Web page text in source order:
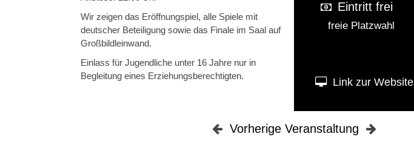
Wir zeigen das Eröffnungspiel, alle Spiele mit
deutscher Beteiligung sowie das Finale im Saal auf
Großbildleinwand.
Einlass für Jugendliche unter 16 Jahre nur in
Begleitung eines Erziehungsberechtigten.
Eintritt frei
freie Platzwahl
Link zur Website
Vorherige Veranstaltung